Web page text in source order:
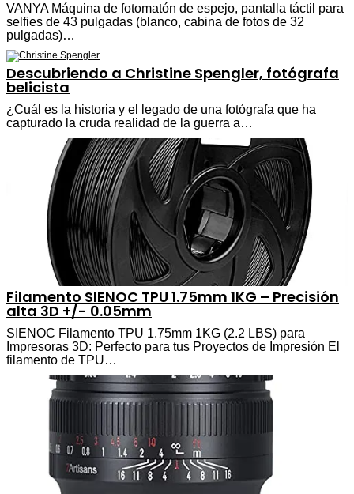
VANYA Máquina de fotomatón de espejo, pantalla táctil para
selfies de 43 pulgadas (blanco, cabina de fotos de 32
pulgadas)…
Descubriendo a Christine Spengler, fotógrafa
belicista
¿Cuál es la historia y el legado de una fotógrafa que ha
capturado la cruda realidad de la guerra a…
Filamento SIENOC TPU 1.75mm 1KG – Precisión
alta 3D +/- 0.05mm
SIENOC Filamento TPU 1.75mm 1KG (2.2 LBS) para
Impresoras 3D: Perfecto para tus Proyectos de Impresión El
filamento de TPU…